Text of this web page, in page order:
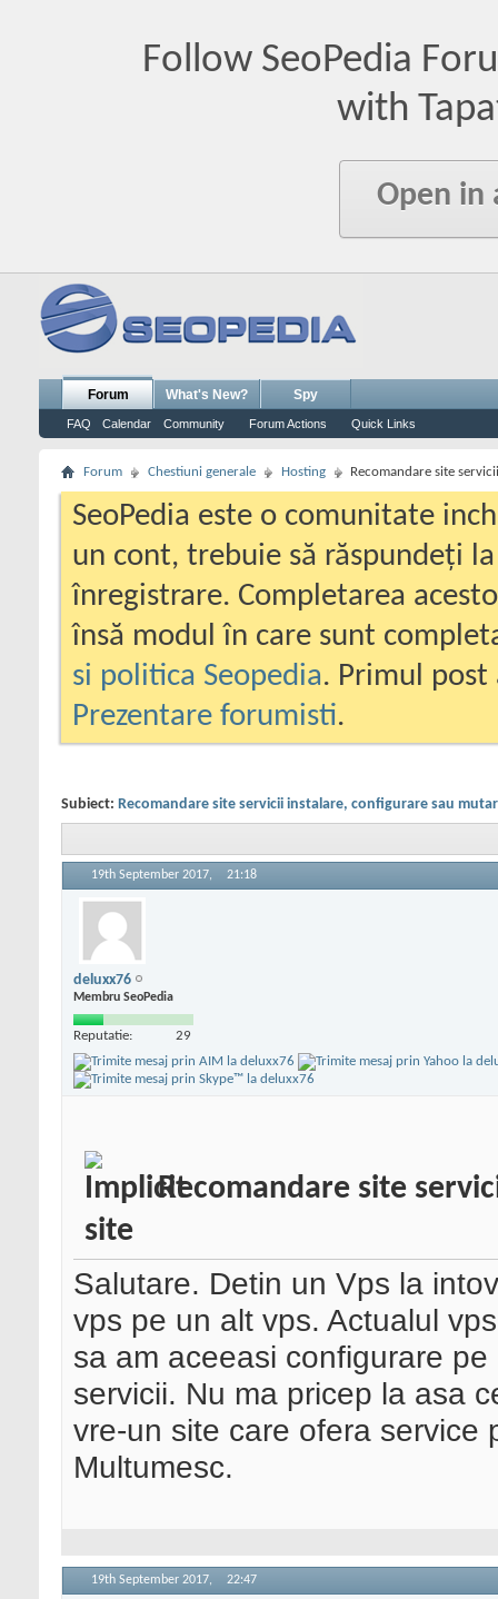
Follow SeoPedia
with
Open in
Forum
FAQ Calendar Community Forum Actions Quick Links
What's New? Spy
Forum Chestiuni generale Hosting Recomandare site
SeoPedia este o comunitate
un cont, trebuie să răspundeți
înregistrare. Completarea
însă modul în care sunt
si politica Seopedia. Primul
Prezentare forumisti.
Subiect: Recomandare site servicii instalare, configurare sau
19th September 2017, 21:18
deluxx76
Membru SeoPedia
Reputatie: 29
Recomandare site
site
Salutare. Detin un Vps la
vps pe un alt vps. Actualul
sa am aceeasi configurare
servicii. Nu ma pricep la asa
vre-un site care ofera service
Multumesc.
19th September 2017, 22:47